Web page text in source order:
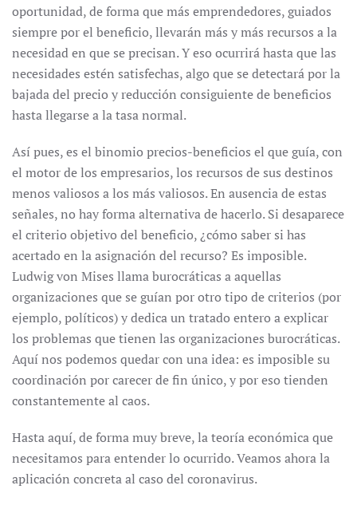
oportunidad, de forma que más emprendedores, guiados
siempre por el beneficio, llevarán más y más recursos a la
necesidad en que se precisan. Y eso ocurrirá hasta que las
necesidades estén satisfechas, algo que se detectará por la
bajada del precio y reducción consiguiente de beneficios
hasta llegarse a la tasa normal.
Así pues, es el binomio precios-beneficios el que guía, con
el motor de los empresarios, los recursos de sus destinos
menos valiosos a los más valiosos. En ausencia de estas
señales, no hay forma alternativa de hacerlo. Si desaparece
el criterio objetivo del beneficio, ¿cómo saber si has
acertado en la asignación del recurso? Es imposible.
Ludwig von Mises llama burocráticas a aquellas
organizaciones que se guían por otro tipo de criterios (por
ejemplo, políticos) y dedica un tratado entero a explicar
los problemas que tienen las organizaciones burocráticas.
Aquí nos podemos quedar con una idea: es imposible su
coordinación por carecer de fin único, y por eso tienden
constantemente al caos.
Hasta aquí, de forma muy breve, la teoría económica que
necesitamos para entender lo ocurrido. Veamos ahora la
aplicación concreta al caso del coronavirus.